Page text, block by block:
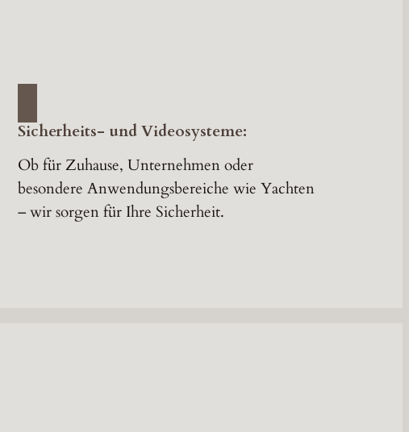
Sicherheits- und Videosysteme:
Ob für Zuhause, Unternehmen oder
besondere Anwendungsbereiche wie Yachten
– wir sorgen für Ihre Sicherheit.